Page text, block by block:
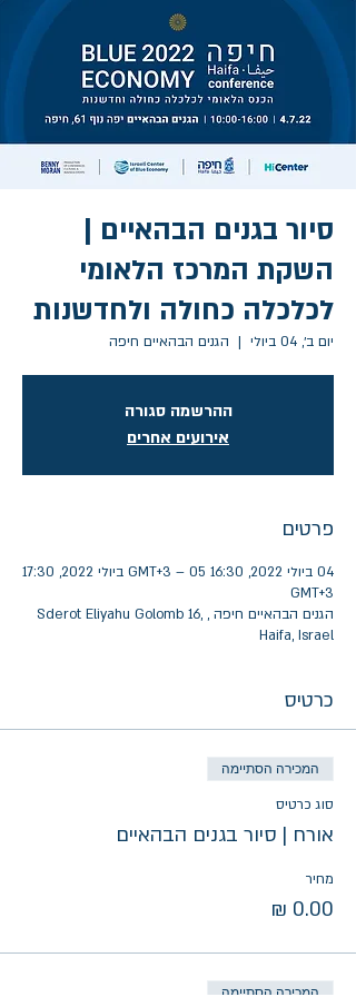
סיור בגנים הבהאיים |
השקת המרכז הלאומי
לכלכלה כחולה ולחדשנות
יום ב׳, 04 ביולי
  |
הגנים הבהאיים חיפה
ההרשמה סגורה
אירועים אחרים
פרטים
04 ביולי 2022, 16:30 GMT‎+3‎ – 05 ביולי 2022, 17:30
GMT‎+3‎
הגנים הבהאיים חיפה , Sderot Eliyahu Golomb 16,
Haifa, Israel
כרטיס
המכירה הסתיימה
סוג כרטיס
אורח | סיור בגנים הבהאיים
מחיר
המכירה הסתיימה